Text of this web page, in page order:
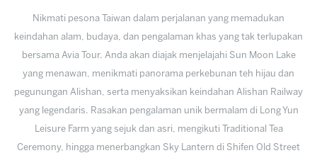
Nikmati pesona Taiwan dalam perjalanan yang memadukan
keindahan alam, budaya, dan pengalaman khas yang tak terlupakan
bersama Avia Tour. Anda akan diajak menjelajahi Sun Moon Lake
yang menawan, menikmati panorama perkebunan teh hijau dan
pegunungan Alishan, serta menyaksikan keindahan Alishan Railway
yang legendaris. Rasakan pengalaman unik bermalam di Long Yun
Leisure Farm yang sejuk dan asri, mengikuti Traditional Tea
Ceremony, hingga menerbangkan Sky Lantern di Shifen Old Street